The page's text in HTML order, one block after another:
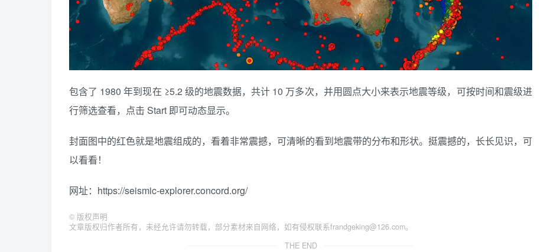
包含了 1980 年到现在 ≥5.2 级的地震数据，共计 10 万多次，并用圆点大小来表示地震等级，可按时间和震级进
行筛选查看，点击 Start 即可动态显示。
封面图中的红色就是地震组成的，看着非常震撼，可清晰的看到地震带的分布和形状。挺震撼的，长长见识，可
以看看！
网址：https://seismic-explorer.concord.org/
© 版权声明
文章版权归作者所有，未经允许请勿转载，部分素材来自网络，如有侵权联系frandgeking@126.com。
THE END